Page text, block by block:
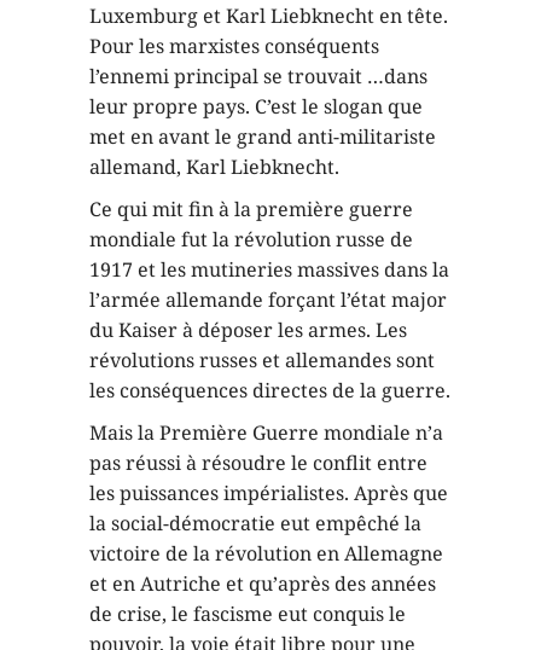
Luxemburg et Karl Liebknecht en tête.
Pour les marxistes conséquents
l’ennemi principal se trouvait …dans
leur propre pays. C’est le slogan que
met en avant le grand anti-militariste
allemand, Karl Liebknecht.
Ce qui mit fin à la première guerre
mondiale fut la révolution russe de
1917 et les mutineries massives dans la
l’armée allemande forçant l’état major
du Kaiser à déposer les armes. Les
révolutions russes et allemandes sont
les conséquences directes de la guerre.
Mais la Première Guerre mondiale n’a
pas réussi à résoudre le conflit entre
les puissances impérialistes. Après que
la social-démocratie eut empêché la
victoire de la révolution en Allemagne
et en Autriche et qu’après des années
de crise, le fascisme eut conquis le
pouvoir, la voie était libre pour une